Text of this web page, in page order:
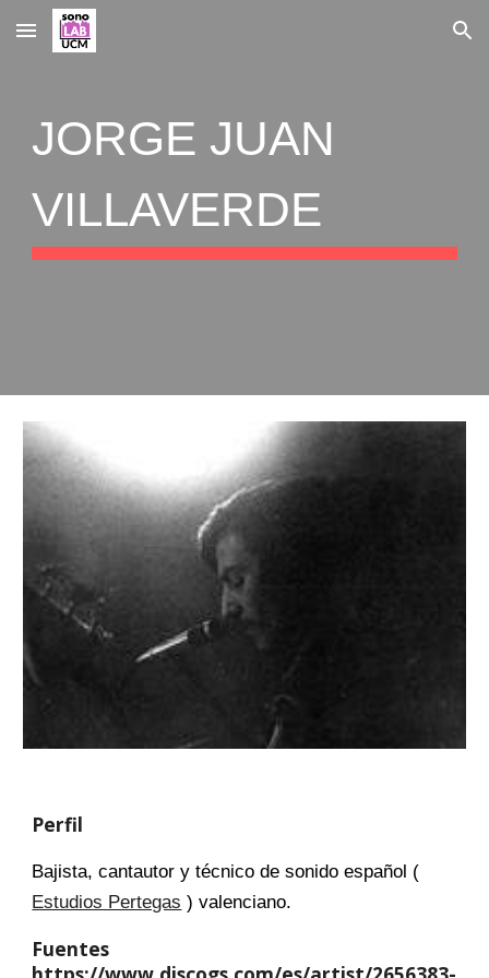
Skip to main content Skip to navigation
JORGE JUAN
VILLAVERDE
Perfil
Bajista, cantautor y técnico de sonido español (
Estudios Pertegas ) valenciano.
Fuentes